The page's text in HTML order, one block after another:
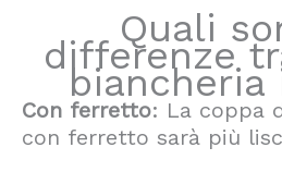
Quali
differenze
Con ferretto: La coppa
con ferretto sarà più